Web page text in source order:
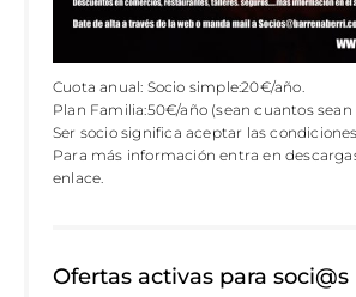
Cuota anual: Socio simple:20€/año.
Plan Familia:50€/año (sean cuantos
Ser socio significa aceptar las
Para más información entra en
enlace.
Ofertas activas para soci@s